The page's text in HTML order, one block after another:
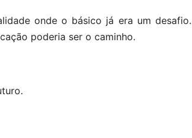
onde o básico já era um desafio.
poderia ser o caminho.